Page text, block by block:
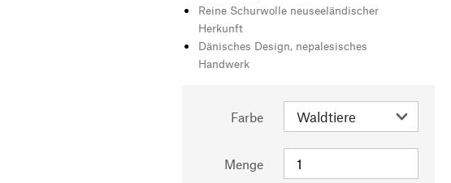
Reine Schurwolle neuseeländischer
Herkunft
Dänisches Design, nepalesisches
Handwerk
Farbe
Menge